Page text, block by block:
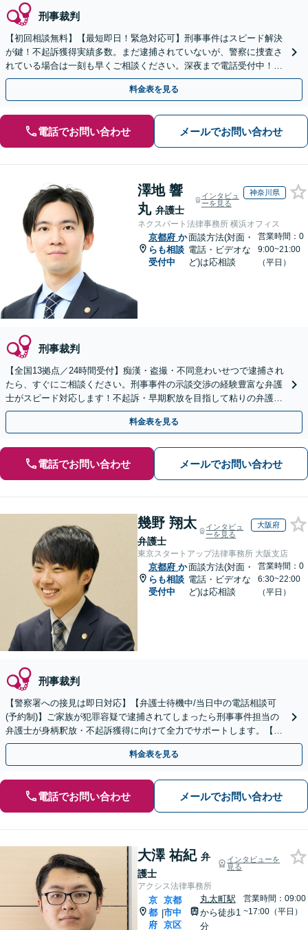
刑事裁判
【初回相談無料】【最短即日！緊急対応可】刑事事件はスピード解決
が鍵！不起訴獲得実績多数。まだ逮捕されていないが、警察に捜査さ
れている場合は一刻も早くご相談ください。深夜まで電話受付中！痴
漢／盗撮／のぞき／その他性犯罪など
料金表を見る
電話でお問い合わせ メールでお問い合わせ
澤地 響
丸 弁護士
インタビュ
ーを見る
神奈川県
ネクスパート法律事務所 横浜オフィス
京都府 か
らも相談
受付中
面談方法(対面・
電話・ビデオな
ど)は応相談
営業時間：0
9:00~21:00
（平日）
刑事裁判
【全国13拠点／24時間受付】痴漢・盗撮・不同意わいせつで逮捕され
たら、すぐにご相談ください。刑事事件の示談交渉の経験豊富な弁護
士がスピード対応します！不起訴・早期釈放を目指して粘りの弁護活
動を行います。
料金表を見る
電話でお問い合わせ メールでお問い合わせ
幾野 翔太
弁護士
インタビュ
ーを見る
大阪府
東京スタートアップ法律事務所 大阪支店
京都府 か
らも相談
受付中
面談方法(対面・
電話・ビデオな
ど)は応相談
営業時間：0
6:30~22:00
（平日）
刑事裁判
【警察署への接見は即日対応】【弁護士待機中/当日中の電話相談可
(予約制)】ご家族が犯罪容疑で逮捕されてしまったら刑事事件担当の
弁護士が身柄釈放・不起訴獲得に向けて全力でサポートします。【毎
月100名以上の相談実績】【全国対応】
料金表を見る
電話でお問い合わせ メールでお問い合わせ
大澤 祐紀 弁
護士
インタビューを
見る
アクシス法律事務所
京
都
府
|
京都
市中
京区
丸太町駅
から徒歩1
分
営業時間：09:00
~17:00（平日）